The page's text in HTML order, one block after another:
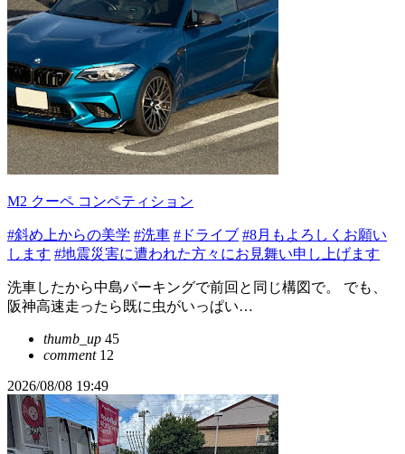
M2 クーペ コンペティション
#斜め上からの美学 #洗車 #ドライブ #8月もよろしくお願い
します #地震災害に遭われた方々にお見舞い申し上げます
洗車したから中島パーキングで前回と同じ構図で。 でも、
阪神高速走ったら既に虫がいっぱい…
thumb_up 45
comment12
2026/08/08 19:49